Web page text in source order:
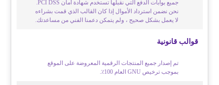
نحن نضمن استرداد الأموال إذا كان القالب الذي قمت بشراءه
لا يعمل بشكل صحيح ، ولم يتمكن دعمنا الفني من مساعدتك.
قوالب قانونية
تم إصدار جميع المنتجات الرقمية المعروضة على الموقع
بموجب ترخيص GNU العام 100٪.